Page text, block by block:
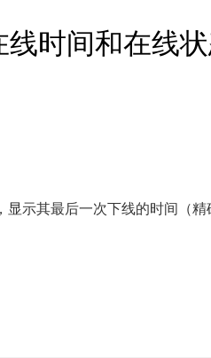
时间和在线
示其最后一次下线的时间（精